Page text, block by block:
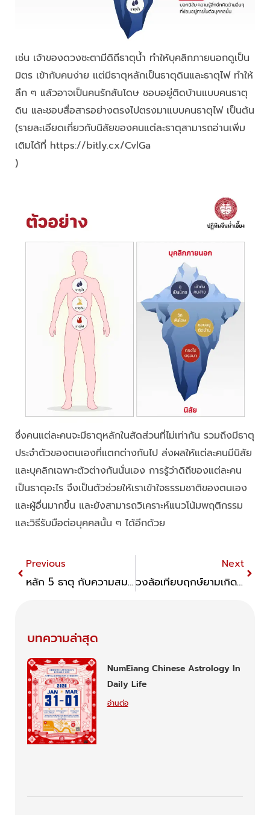
เช่น เจ้าของดวงชะตามีดิถีธาตุน้ำ ทำให้บุคลิกภายนอกดูเป็น
มิตร เข้ากับคนง่าย แต่มีธาตุหลักเป็นธาตุดินและธาตุไฟ ทำให้
ลึก ๆ แล้วอาจเป็นคนรักสันโดษ ชอบอยู่ติดบ้านแบบคนธาตุ
ดิน และชอบสื่อสารอย่างตรงไปตรงมาแบบคนธาตุไฟ เป็นต้น
(รายละเอียดเกี่ยวกับนิสัยของคนแต่ละธาตุสามารถอ่านเพิ่ม
เติมได้ที่ https://bitly.cx/CvlGa
)
ซึ่งคนแต่ละคนจะมีธาตุหลักในสัดส่วนที่ไม่เท่ากัน รวมถึงมีธาตุ
ประจำตัวของตนเองที่แตกต่างกันไป ส่งผลให้แต่ละคนมีนิสัย
และบุคลิกเฉพาะตัวต่างกันนั่นเอง การรู้ว่าดิถีของแต่ละคน
เป็นธาตุอะไร จึงเป็นตัวช่วยให้เราเข้าใจธรรมชาติของตนเอง
และผู้อื่นมากขึ้น และยังสามารถวิเคราะห์แนวโน้มพฤติกรรม
และวิธีรับมือต่อบุคคลนั้น ๆ ได้อีกด้วย
PrevPrevious
หลัก 5 ธาตุ กับความสมดุลของชีวิต
Next
วงล้อเทียบฤกษ์ยามเกิด ตามโหราศาสตร์จีน
บทความล่าสุด
NumEiang Chinese Astrology In
Daily Life
อ่านต่อ